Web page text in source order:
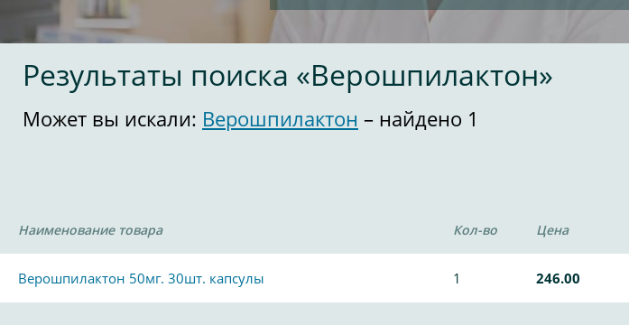
Результаты поиска «Верошпилактон»
Может вы искали: Верошпилактон – найдено 1
Наименование товара Кол-во Цена
Верошпилактон 50мг. 30шт. капсулы 1 246.00